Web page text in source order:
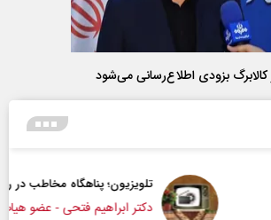
کالابرگ بزودی اطلاع‌رسانی می‌شود
تلویزیون؛ پناهگاه مخاطب در روزهای ابهام
دکتر ابراهیم فتحی - عضو هیات علمی دانشگاه صداوسیما